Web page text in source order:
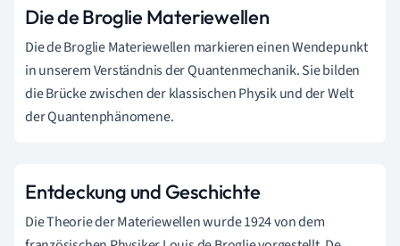
Die de Broglie Materiewellen
Die de Broglie Materiewellen markieren einen Wendepunkt
in unserem Verständnis der Quantenmechanik. Sie bilden
die Brücke zwischen der klassischen Physik und der Welt
der Quantenphänomene.
Entdeckung und Geschichte
Die Theorie der Materiewellen wurde 1924 von dem